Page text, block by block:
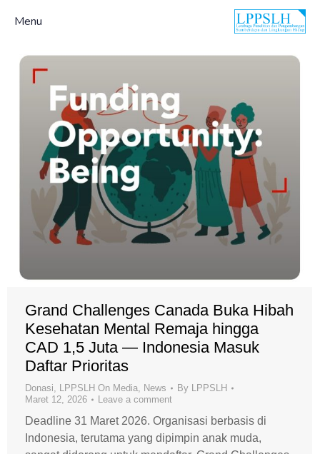
Menu
Grand Challenges Canada Buka Hibah
Kesehatan Mental Remaja hingga
CAD 1,5 Juta — Indonesia Masuk
Daftar Prioritas
Donasi LPPSLH On Media News By LPPSLH
Maret 12, 2026
Leave a comment
Deadline 31 Maret 2026. Organisasi berbasis di
Indonesia, terutama yang dipimpin anak muda,